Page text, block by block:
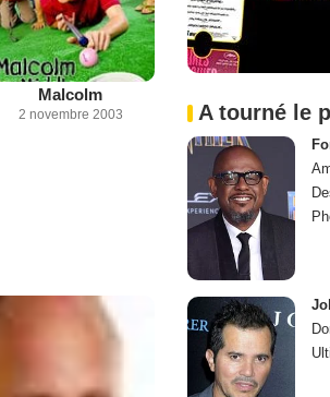
Malcolm
2 novembre 2003 A tourné le